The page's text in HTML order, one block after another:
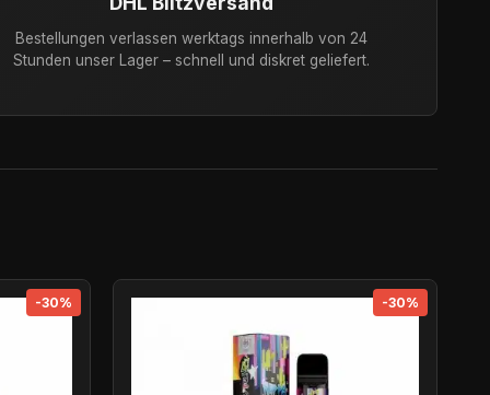
Bestellungen verlassen werktags innerhalb von 24
Stunden unser Lager – schnell und diskret geliefert.
-30% -30%